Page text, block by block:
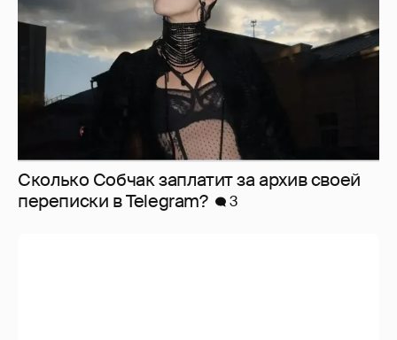
Сколько Собчак заплатит за архив своей
перeписки в Telegram?
3